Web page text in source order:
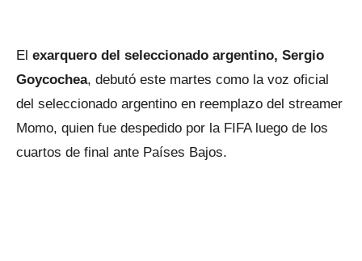
El exarquero del seleccionado argentino, Sergio
Goycochea, debutó este martes como la voz oficial
del seleccionado argentino en reemplazo del streamer
Momo, quien fue despedido por la FIFA luego de los
cuartos de final ante Países Bajos.